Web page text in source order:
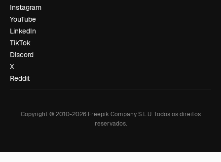
Instagram
YouTube
LinkedIn
TikTok
Discord
X
Reddit
Copyright © 2010-2026Freepik Company S.L.U. Todos os direitos
reservados.